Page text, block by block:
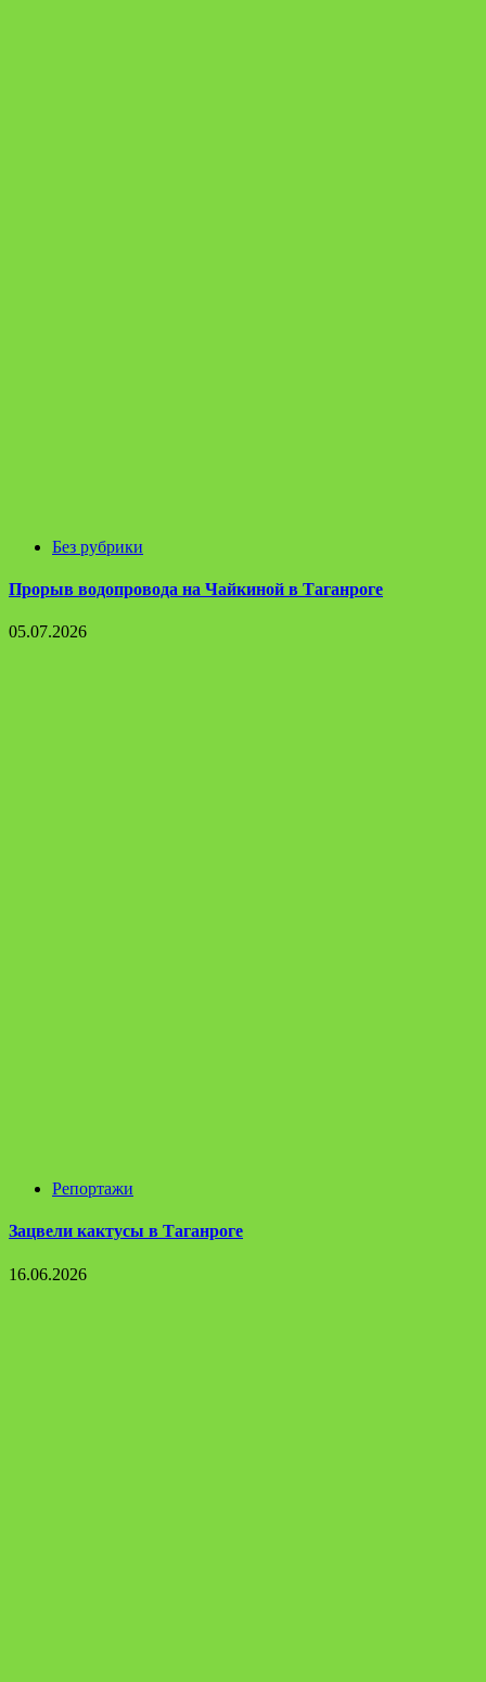
Без рубрики
Прорыв водопровода на Чайкиной в Таганроге
05.07.2026
Репортажи
Зацвели кактусы в Таганроге
16.06.2026